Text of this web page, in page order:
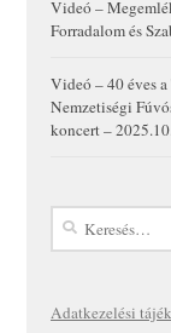
Videó –
Forradalom és
Videó – 40 éves
Nemzetiségi
koncert –
Keresés:
Adatkezelési